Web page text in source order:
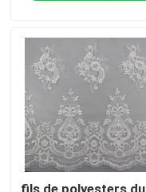
Produits
Au sujet de nous
Visite d'usine